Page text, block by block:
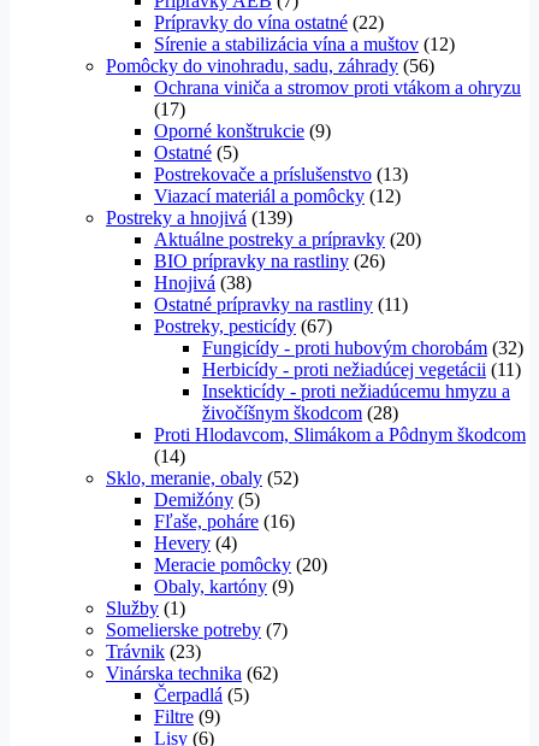
Prípravky do vína ostatné (22)
Sírenie a stabilizácia vína a muštov (12)
Pomôcky do vinohradu, sadu, záhrady (56)
Ochrana viniča a stromov proti vtákom a ohryzu
(17)
Oporné konštrukcie (9)
Ostatné (5)
Postrekovače a príslušenstvo (13)
Viazací materiál a pomôcky (12)
Postreky a hnojivá (139)
Aktuálne postreky a prípravky (20)
BIO prípravky na rastliny (26)
Hnojivá (38)
Ostatné prípravky na rastliny (11)
Postreky, pesticídy (67)
Fungicídy - proti hubovým chorobám (32)
Herbicídy - proti nežiadúcej vegetácii (11)
Insekticídy - proti nežiadúcemu hmyzu a
živočíšnym škodcom (28)
Proti Hlodavcom, Slimákom a Pôdnym škodcom
(14)
Sklo, meranie, obaly (52)
Demižóny (5)
Fľaše, poháre (16)
Hevery (4)
Meracie pomôcky (20)
Obaly, kartóny (9)
Služby (1)
Somelierske potreby (7)
Trávnik (23)
Vinárska technika (62)
Čerpadlá (5)
Filtre (9)
Lisy (6)